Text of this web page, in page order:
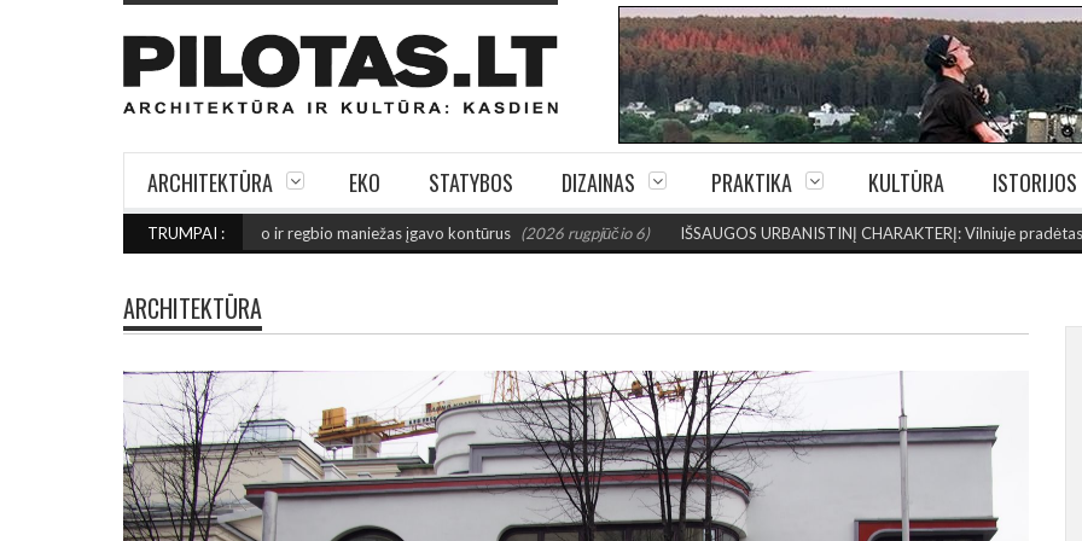
ARCHITEKTŪRA EKO STATYBOS DIZAINAS PRAKTIKA KULTŪRA ISTORIJOS
TRUMPAI :
FINIŠO: Šiaulių futbolo ir regbio maniežas įgavo kontūrus (2026 rugpjūčio 6) IŠSAUGOS URBANISTINĮ CHARAKTERĮ: Vilniuje pradėtas Jogailos
ARCHITEKTŪRA